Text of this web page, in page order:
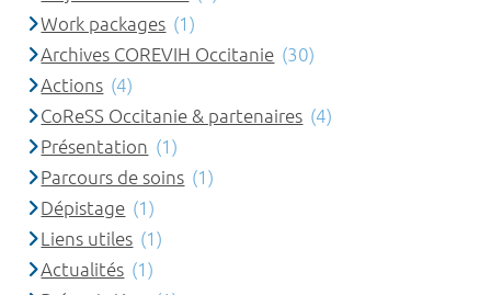
Work packages (1)
Archives COREVIH Occitanie (30)
Actions (4)
CoReSS Occitanie & partenaires (4)
Présentation (1)
Parcours de soins (1)
Dépistage (1)
Liens utiles (1)
Actualités (1)